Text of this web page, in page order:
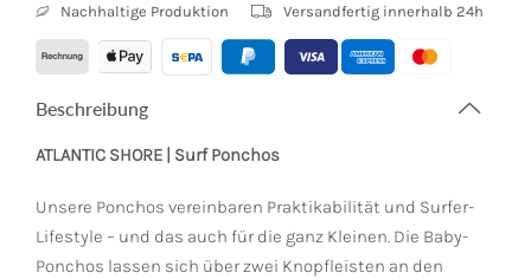
Nachhaltige Produktion
Versandfertig innerhalb 24h
Beschreibung
ATLANTIC SHORE | Surf Ponchos
Unsere Ponchos vereinbaren Praktikabilität und Surfer-
Lifestyle – und das auch für die ganz Kleinen. Die Baby-
Ponchos lassen sich über zwei Knopfleisten an den